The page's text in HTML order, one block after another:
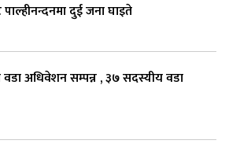
दुई जना घाइते
अधिवेशन सम्पन्न , ३७ सदस्यीय वडा